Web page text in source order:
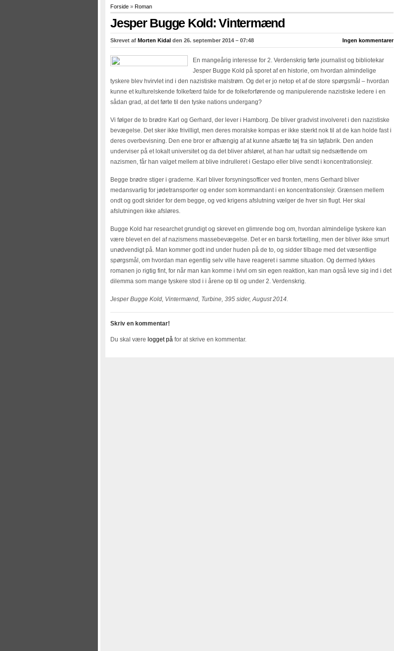
Forside » Roman
Jesper Bugge Kold: Vintermænd
Skrevet af Morten Kidal den 26. september 2014 – 07:48 Ingen kommentarer
En mangeårig interesse for 2. Verdenskrig førte journalist og bibliotekar
Jesper Bugge Kold på sporet af en historie, om hvordan almindelige
tyskere blev hvirvlet ind i den nazistiske malstrøm. Og det er jo netop et af de store spørgsmål – hvordan
kunne et kulturelskende folkefærd falde for de folkeforførende og manipulerende nazistiske ledere i en
sådan grad, at det førte til den tyske nations undergang?
Vi følger de to brødre Karl og Gerhard, der lever i Hamborg. De bliver gradvist involveret i den nazistiske
bevægelse. Det sker ikke frivilligt, men deres moralske kompas er ikke stærkt nok til at de kan holde fast i
deres overbevisning. Den ene bror er afhængig af at kunne afsætte tøj fra sin tøjfabrik. Den anden
underviser på et lokalt universitet og da det bliver afsløret, at han har udtalt sig nedsættende om
nazismen, får han valget mellem at blive indrulleret i Gestapo eller blive sendt i koncentrationslejr.
Begge brødre stiger i graderne. Karl bliver forsyningsofficer ved fronten, mens Gerhard bliver
medansvarlig for jødetransporter og ender som kommandant i en koncentrationslejr. Grænsen mellem
ondt og godt skrider for dem begge, og ved krigens afslutning vælger de hver sin flugt. Her skal
afslutningen ikke afsløres.
Bugge Kold har researchet grundigt og skrevet en glimrende bog om, hvordan almindelige tyskere kan
være blevet en del af nazismens massebevægelse. Det er en barsk fortælling, men der bliver ikke smurt
unødvendigt på. Man kommer godt ind under huden på de to, og sidder tilbage med det væsentlige
spørgsmål, om hvordan man egentlig selv ville have reageret i samme situation. Og dermed lykkes
romanen jo rigtig fint, for når man kan komme i tvivl om sin egen reaktion, kan man også leve sig ind i det
dilemma som mange tyskere stod i i årene op til og under 2. Verdenskrig.
Jesper Bugge Kold, Vintermænd, Turbine, 395 sider, August 2014.
Skriv en kommentar!
Du skal være logget på for at skrive en kommentar.